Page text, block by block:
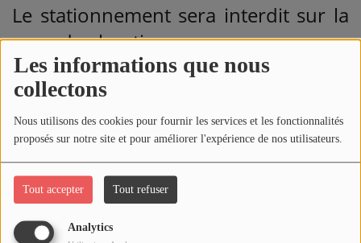
Les informations que nous
collectons
Nous utilisons des cookies pour fournir les services et les fonctionnalités
proposés sur notre site et pour améliorer l'expérience de nos utilisateurs.
Tout accepter Tout refuser
Analytics
Le stationnement sera interdit sur la
zone du chantier.
A noter que la circulation des
riverains sur le chantier, sera gérée
d'une manière spécifique par
l'entreprise ADN, en charge des
travaux et en fonction de l'avancée
du chantier.